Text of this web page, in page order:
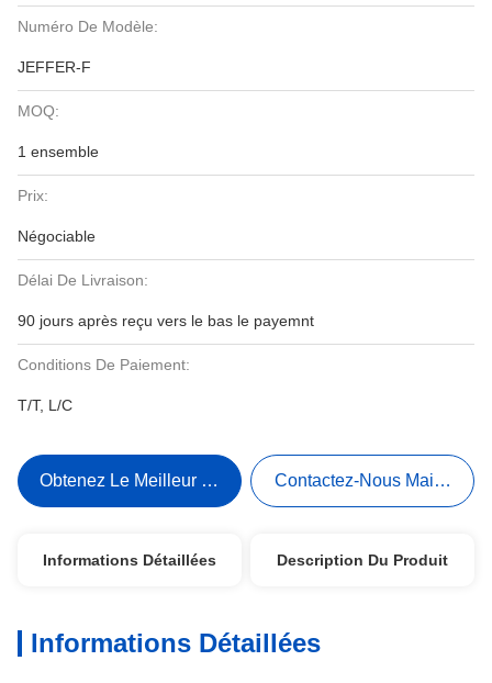
Numéro De Modèle:
JEFFER-F
MOQ:
1 ensemble
Prix:
Négociable
Délai De Livraison:
90 jours après reçu vers le bas le payemnt
Conditions De Paiement:
T/T, L/C
Obtenez Le Meilleur Prix Contactez-Nous Maintenant
Informations Détaillées Description Du Produit
Informations Détaillées